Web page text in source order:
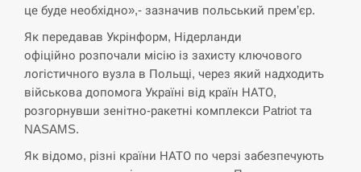
СЕРПЕНЬ
13:23
“Они должны быть уничтожены”: в МИДе
ответили, как отреагируют на…
СЕРПЕНЬ
Тайвань проводить найбільші військові
це буде необхідно»,- зазначив польський прем’єр.
Як передавав Укрінформ, Нідерланди
офіційно розпочали місію із захисту ключового
логістичного вузла в Польщі, через який надходить
військова допомога Україні від країн НАТО,
розгорнувши зенітно-ракетні комплекси Patriot та
NASAMS.
Як відомо, різні країни НАТО по черзі забезпечують